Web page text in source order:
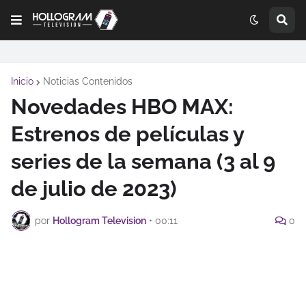
Inicio Noticias Contenidos
Novedades HBO MAX:
Estrenos de películas y
series de la semana (3 al 9
de julio de 2023)
por Hollogram Television • 00:11 0